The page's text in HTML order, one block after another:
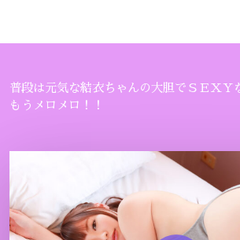
普段は元気な結衣ちゃんの大胆でＳＥＸＹ
もうメロメロ！！
Play Video